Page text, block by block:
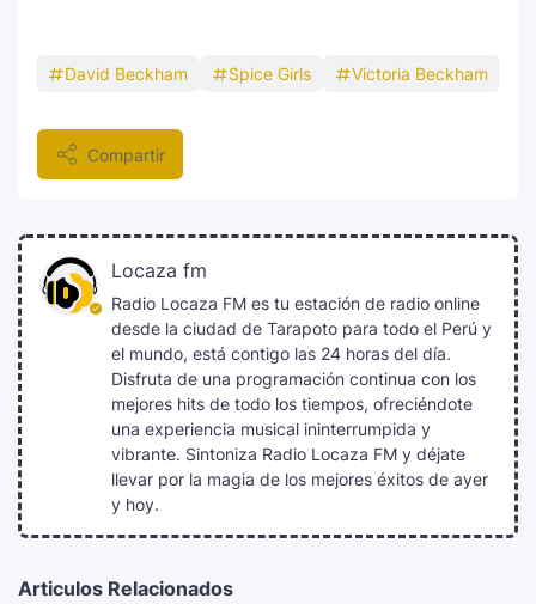
David Beckham Spice Girls Victoria Beckham
Compartir
Locaza fm
Radio Locaza FM es tu estación de radio online
desde la ciudad de Tarapoto para todo el Perú y
el mundo, está contigo las 24 horas del día.
Disfruta de una programación continua con los
mejores hits de todo los tiempos, ofreciéndote
una experiencia musical ininterrumpida y
vibrante. Sintoniza Radio Locaza FM y déjate
llevar por la magia de los mejores éxitos de ayer
y hoy.
Articulos Relacionados